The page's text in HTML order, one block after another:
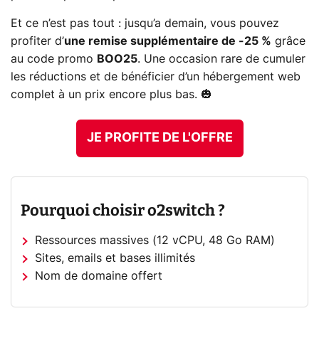
Et ce n’est pas tout : jusqu’a demain, vous pouvez
profiter d’une remise supplémentaire de -25 % grâce
au code promo BOO25. Une occasion rare de cumuler
les réductions et de bénéficier d’un hébergement web
complet à un prix encore plus bas. 🎃
JE PROFITE DE L'OFFRE
Pourquoi choisir o2switch ?
Ressources massives (12 vCPU, 48 Go RAM)
Sites, emails et bases illimités
Nom de domaine offert